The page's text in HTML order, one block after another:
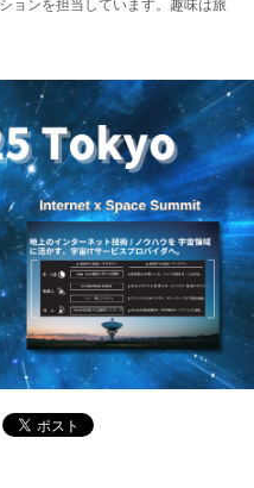
ョンを担当しています。趣味は旅